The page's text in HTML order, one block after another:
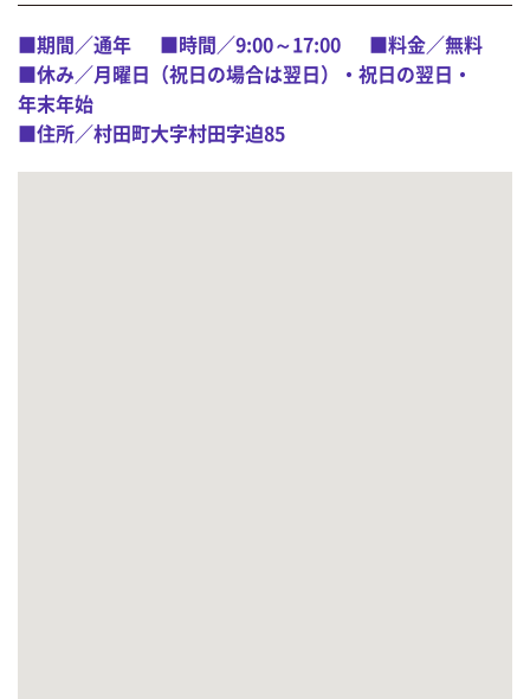
■期間／通年 ■時間／9:00～17:00
■料金／無料
■休み／月曜日（祝日の場合は翌日）・祝日の翌日・
年末年始
■住所／村田町大字村田字迫85